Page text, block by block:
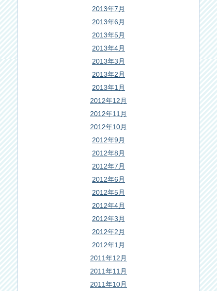
2013年7月
2013年6月
2013年5月
2013年4月
2013年3月
2013年2月
2013年1月
2012年12月
2012年11月
2012年10月
2012年9月
2012年8月
2012年7月
2012年6月
2012年5月
2012年4月
2012年3月
2012年2月
2012年1月
2011年12月
2011年11月
2011年10月